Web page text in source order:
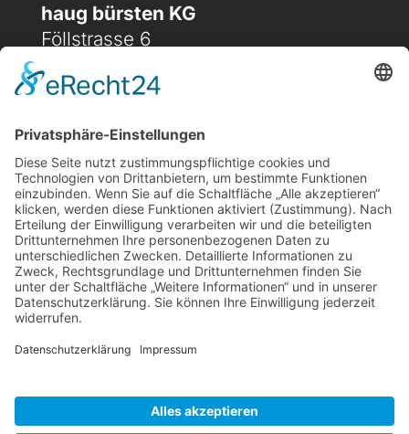
haug bürsten KG
Föllstrasse 6
 (+49) 08231 / 96 30 96
 office@haugbuersten.de
Weitere Seiten
Hygienesortiment
Haushaltssortiment
Ansprechpartner
Jobs